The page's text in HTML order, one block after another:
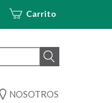
Carrito
NOSOTROS